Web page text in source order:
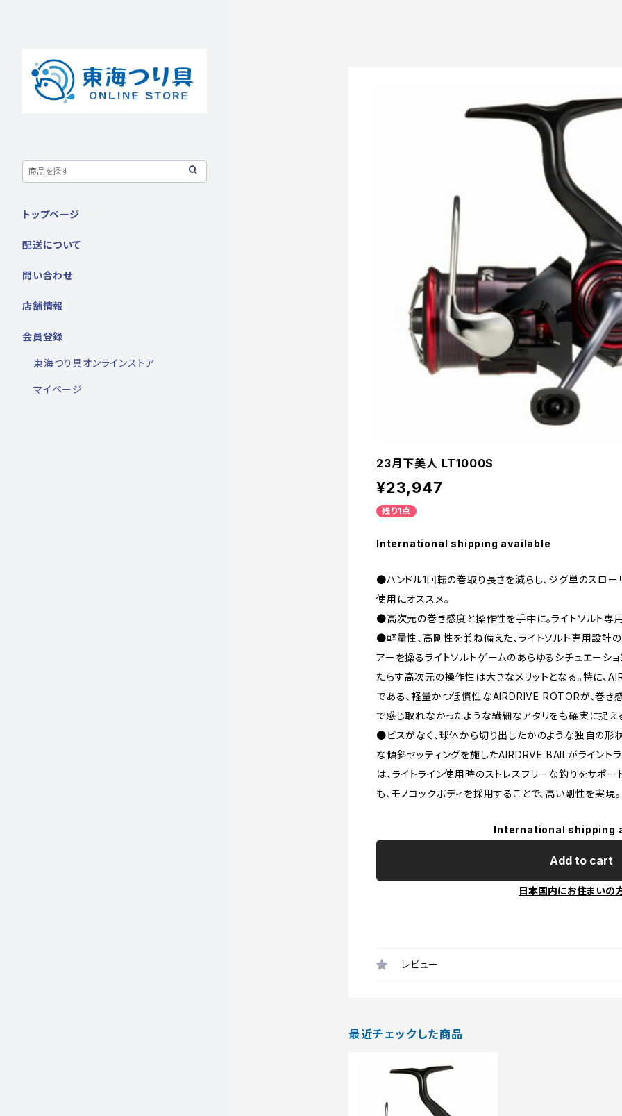
23月下美人 LT1000S
¥23,947
残り1点
International shipping available
●ハンドル1回転の巻取り長さを減らし、ジグ単のスロー
使用にオススメ。
●高次元の巻き感度と操作性を手中に。ライトソルト専
●軽量性、高剛性を兼ね備えた、ライトソルト専用設計
アーを操るライトソルトゲームのあらゆるシチュエーシ
たらす高次元の操作性は大きなメリットとなる。特に、
である、軽量かつ低慣性なAIRDRIVE ROTORが、巻き
で感じ取れなかったような繊細なアタリをも確実に捉え
●ビスがなく、球体から切り出したかのような独自の形
な傾斜セッティングを施したAIRDRVE BAILがライント
は、ライトライン使用時のストレスフリーな釣りをサポ
も、モノコックボディを採用することで、高い剛性を実
International shipping
Add to cart
日本国内にお住まいの
レビュー
最近チェックした商品
トップページ
配送について
問い合わせ
店舗情報
会員登録
東海つり具オンラインストア
マイページ